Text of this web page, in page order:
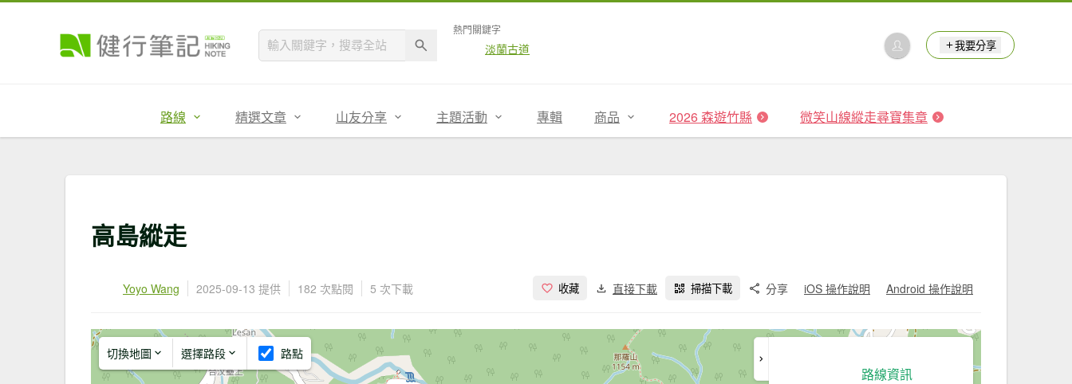
熱門關鍵字
淡蘭古道 我要分享
路線 精選文章 山友分享 主題活動 專輯 商品 2026 森遊竹縣 微笑山線縱走尋寶集章
高島縱走
Yoyo Wang 2025-09-13 提供 182 次點閱 5 次下載 收藏 直接下載 掃描下載 分享 iOS 操作說明 Android 操作說明
切換地圖 選擇路段 路點
路線資訊